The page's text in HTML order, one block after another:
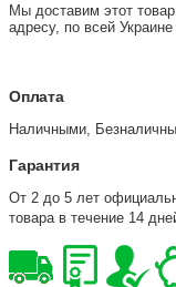
Мы доставим этот
адресу, по всей Украине
Оплата
Наличными,
Гарантия
От 2 до 5 лет
товара в течение 14